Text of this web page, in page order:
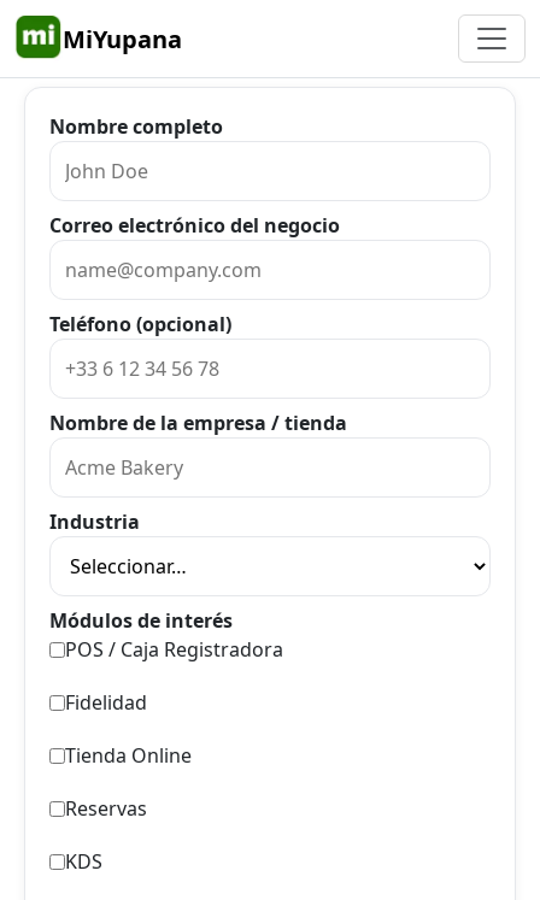
MiYupana
Nombre completo
Correo electrónico del negocio
Teléfono (opcional)
Nombre de la empresa / tienda
Industria
Módulos de interés
POS / Caja Registradora
Fidelidad
Tienda Online
Reservas
KDS